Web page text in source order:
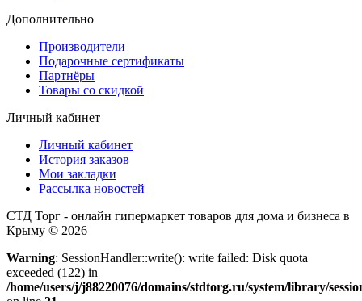
Дополнительно
Производители
Подарочные сертификаты
Партнёры
Товары со скидкой
Личный кабинет
Личный кабинет
История заказов
Мои закладки
Рассылка новостей
СТД Торг - онлайн гипермаркет товаров для дома и бизнеса в
Крыму © 2026
Warning: SessionHandler::write(): write failed: Disk quota
exceeded (122) in
/home/users/j/j88220076/domains/stdtorg.ru/system/library/